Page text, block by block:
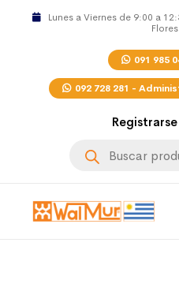
Lunes a Viernes de 9:00 a
091 985
092 728 281 -
Registrarse